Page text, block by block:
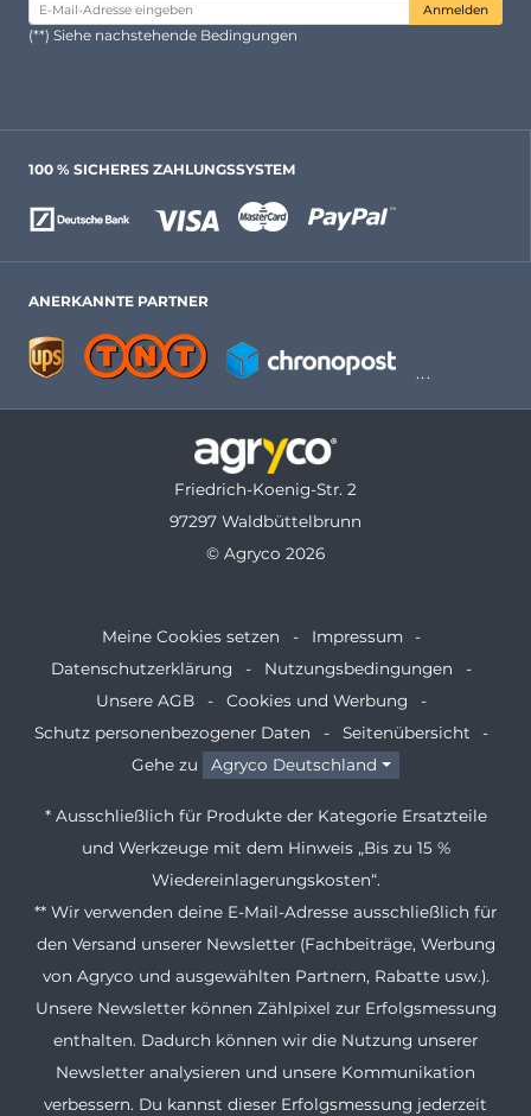
Anmelden
(**) Siehe nachstehende Bedingungen
100 % SICHERES ZAHLUNGSSYSTEM
ANERKANNTE PARTNER
Friedrich-Koenig-Str. 2
97297 Waldbüttelbrunn
© Agryco 2026
Meine Cookies setzen
Impressum
Datenschutzerklärung
Nutzungsbedingungen
Unsere AGB
Cookies und Werbung
Schutz personenbezogener Daten
Seitenübersicht
Gehe zu
Agryco Deutschland
* Ausschließlich für Produkte der Kategorie Ersatzteile
und Werkzeuge mit dem Hinweis „Bis zu 15 %
Wiedereinlagerungskosten“.
** Wir verwenden deine E-Mail-Adresse ausschließlich für
den Versand unserer Newsletter (Fachbeiträge, Werbung
von Agryco und ausgewählten Partnern, Rabatte usw.).
Unsere Newsletter können Zählpixel zur Erfolgsmessung
enthalten. Dadurch können wir die Nutzung unserer
Newsletter analysieren und unsere Kommunikation
verbessern. Du kannst dieser Erfolgsmessung jederzeit